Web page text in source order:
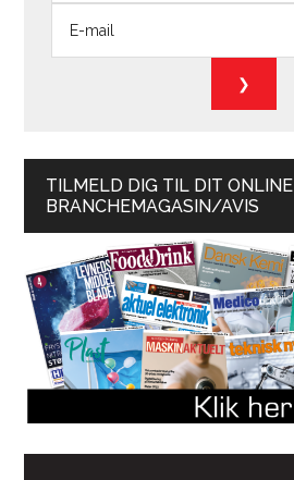
TILMELD DIG TIL DIT ONLINE
BRANCHEMAGASIN/AVIS